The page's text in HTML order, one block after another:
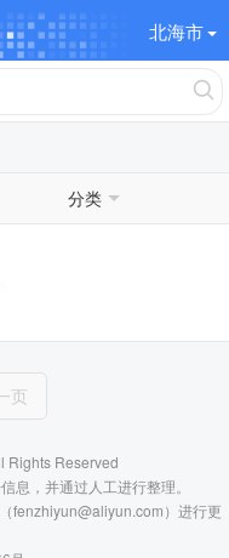
北海市
分类
页
Rights Reserved
息，并通过人工进行整理。
fenzhiyun@aliyun.com）进行更